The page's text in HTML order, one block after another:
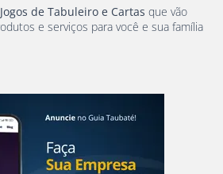
Jogos de Tabuleiro e Cartas que vão